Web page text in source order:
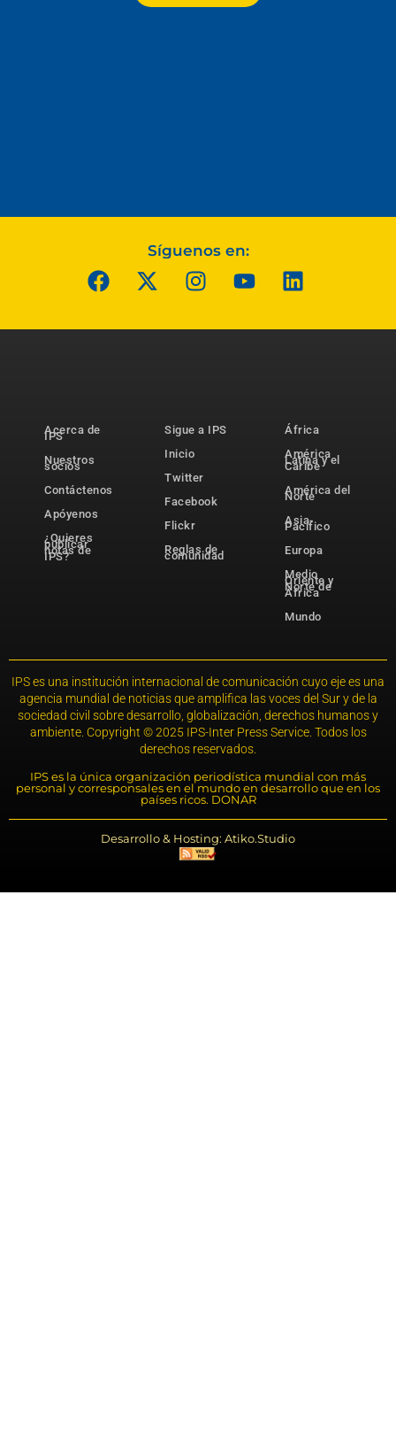
Síguenos en:
Acerca de
IPS
Nuestros
socios
Contáctenos
Apóyenos
¿Quieres
publicar
notas de
IPS?
Sigue a IPS
Inicio
Twitter
Facebook
Flickr
Reglas de
comunidad
África
América
Latina y el
Caribe
América del
Norte
Asia-
Pacífico
Europa
Medio
Oriente y
Norte de
África
Mundo
IPS es una institución internacional de comunicación cuyo eje es una
agencia mundial de noticias que amplifica las voces del Sur y de la
sociedad civil sobre desarrollo, globalización, derechos humanos y
ambiente. Copyright © 2025 IPS-Inter Press Service. Todos los
derechos reservados.
IPS es la única organización periodística mundial con más
personal y corresponsales en el mundo en desarrollo que en los
países ricos. DONAR
Desarrollo & Hosting: Atiko.Studio